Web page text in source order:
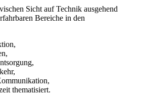
Sicht auf Technik ausgehend
Bereiche in den
thematisiert.